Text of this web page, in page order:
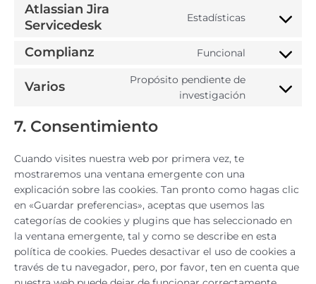
Atlassian Jira
Servicedesk
Estadísticas
Complianz Funcional
Varios
Propósito pendiente de
investigación
7. Consentimiento
Cuando visites nuestra web por primera vez, te
mostraremos una ventana emergente con una
explicación sobre las cookies. Tan pronto como hagas clic
en «Guardar preferencias», aceptas que usemos las
categorías de cookies y plugins que has seleccionado en
la ventana emergente, tal y como se describe en esta
política de cookies. Puedes desactivar el uso de cookies a
través de tu navegador, pero, por favor, ten en cuenta que